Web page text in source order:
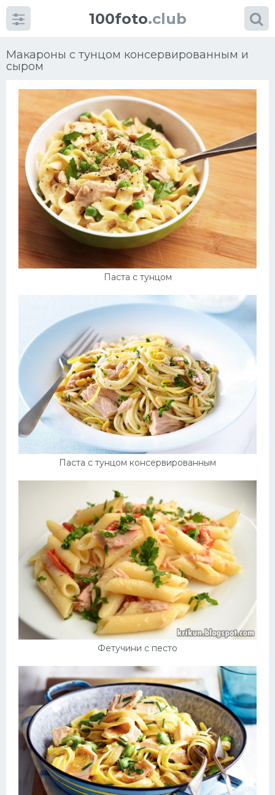
100foto.club
Макароны с тунцом консервированным и
сыром
Паста с тунцом
Паста с тунцом консервированным
Фетучини с песто
Категориикартинок
Супы
Мясные блюда
Салат
Дизайн комнаты